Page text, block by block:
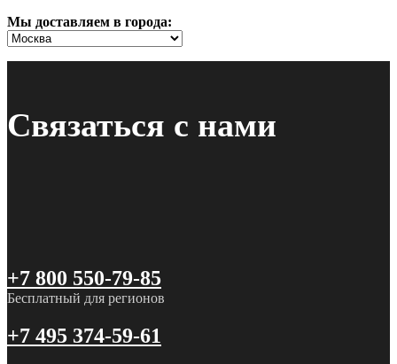
Мы доставляем в города:
Связаться с нами
+7 800 550-79-85
Бесплатный для регионов
+7 495 374-59-61